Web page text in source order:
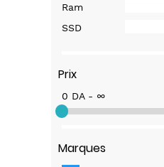
Ram
SSD
Prix
0 DA - ∞
Marques